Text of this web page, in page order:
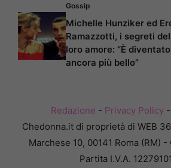
Gossip
Michelle Hunziker ed
Ramazzotti, i segreti del
loro amore: “È diventato
ancora più bello”
Redazione - Privacy Policy-
Chedonna.it di proprietà di WEB
Marchese 10, 00141 Roma (RM)
Partita I.V.A.